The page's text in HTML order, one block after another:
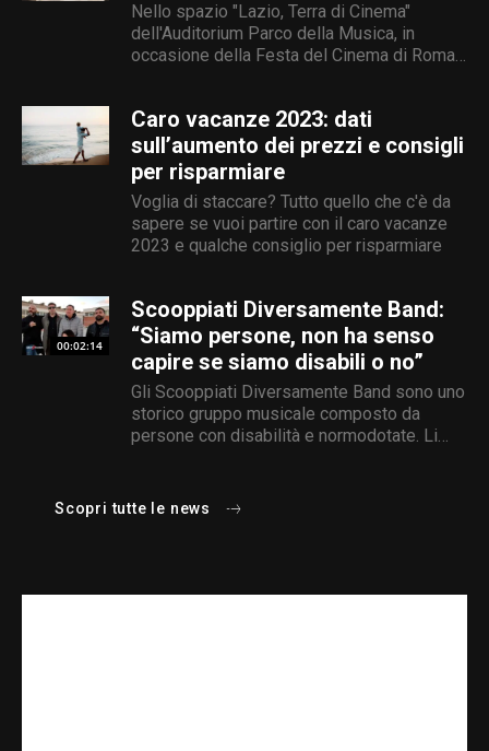
Nello spazio "Lazio, Terra di Cinema"
dell'Auditorium Parco della Musica, in
occasione della Festa del Cinema di Roma,
-...
Caro vacanze 2023: dati
sull’aumento dei prezzi e consigli
per risparmiare
Voglia di staccare? Tutto quello che c'è da
sapere se vuoi partire con il caro vacanze
2023 e qualche consiglio per risparmiare
00:02:14
Scooppiati Diversamente Band:
“Siamo persone, non ha senso
capire se siamo disabili o no”
Gli Scooppiati Diversamente Band sono uno
storico gruppo musicale composto da
persone con disabilità e normodotate. Li
Scopri tutte le news